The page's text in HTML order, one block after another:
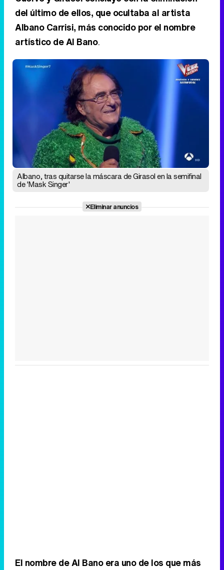
del último de ellos, que ocultaba al artista
Albano Carrisi, más conocido por el nombre
artístico de Al Bano.
Albano, tras quitarse la máscara de Girasol en la semifinal
de 'Mask Singer'
Eliminar anuncios
El nombre de Al Bano era uno de los que más